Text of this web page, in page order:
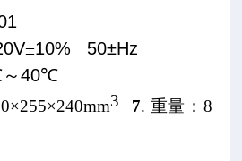
±10% 50±Hz
40℃
255×240mm3 7. 重量：8